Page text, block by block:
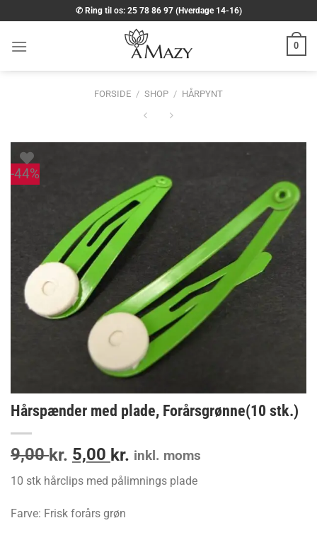
til
indhold
✆ Ring til os: 25 78 86 97 (Hverdage 14-16)
0
FORSIDE / SHOP / HÅRPYNT
-44%
Hårspænder med plade, Forårsgrønne(10 stk.)
9,00kr. Den
oprindelige
pris
var:
9,00 kr..
5,00 kr. Den
pris
inkl. moms
10 stk hårclips med pålimnings plade
Farve: Frisk forårs grøn